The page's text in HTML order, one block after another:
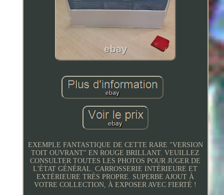
EXEMPLE FANTASTIQUE DE CETTE RARE "VERSION
TOIT OUVRANT" EN ROUGE BRILLANT. VEUILLEZ
CONSULTER TOUTES LES PHOTOS POUR JUGER DE
L'ÉTAT GÉNÉRAL. CARROSSERIE INTÉRIEURE ET
EXTÉRIEURE TRÈS PROPRE. SUPERBE AJOUT À
VOTRE COLLECTION, À EXPOSER AVEC FIERTÉ !